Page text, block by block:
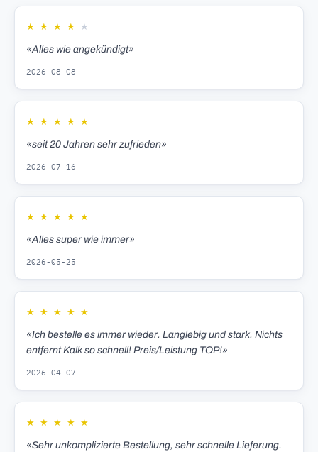
★ ★ ★ ★ ★
«Alles wie angekündigt»
2026-08-08
★ ★ ★ ★ ★
«seit 20 Jahren sehr zufrieden»
2026-07-16
★ ★ ★ ★ ★
«Alles super wie immer»
2026-05-25
★ ★ ★ ★ ★
«Ich bestelle es immer wieder. Langlebig und stark. Nichts
entfernt Kalk so schnell! Preis/Leistung TOP!»
2026-04-07
★ ★ ★ ★ ★
«Sehr unkomplizierte Bestellung, sehr schnelle Lieferung.